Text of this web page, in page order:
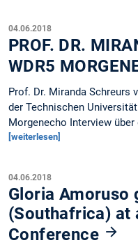
04.06.2018
PROF. DR.
WDR5
Prof. Dr. Miranda Schreurs
der Technischen
Morgenecho Interview über
[weiterlesen]
04.06.2018
Gloria Amoruso
(Southafrica) at
Conference